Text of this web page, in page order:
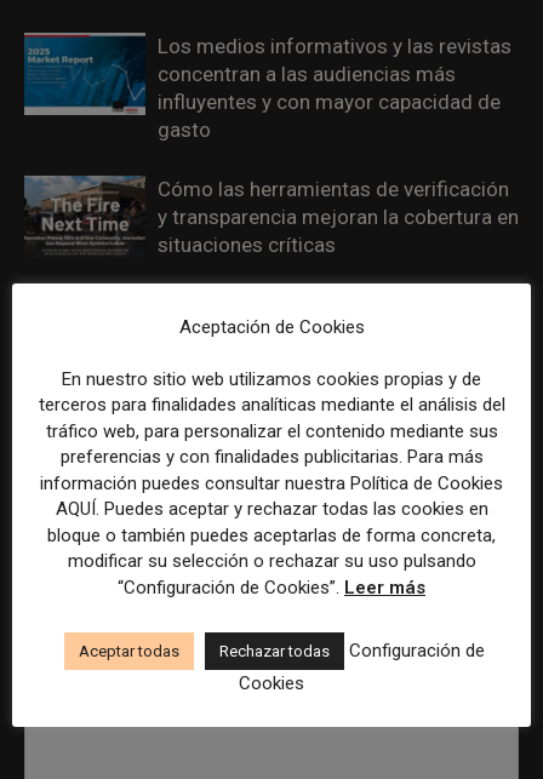
Los medios informativos y las revistas
concentran a las audiencias más
influyentes y con mayor capacidad de
gasto
Cómo las herramientas de verificación
y transparencia mejoran la cobertura en
situaciones críticas
datos de 2025 confirman su papel
inteligencia artificial y desinformación
Las televisiones locales se juegan su
supervivencia si no priorizan el vídeo
digital para jóvenes
DEJA UNA RESPUESTA
Aceptación de Cookies
En nuestro sitio web utilizamos cookies propias y de
terceros para finalidades analíticas mediante el análisis del
tráfico web, para personalizar el contenido mediante sus
preferencias y con finalidades publicitarias. Para más
información puedes consultar nuestra Política de Cookies
AQUÍ. Puedes aceptar y rechazar todas las cookies en
bloque o también puedes aceptarlas de forma concreta,
modificar su selección o rechazar su uso pulsando
“Configuración de Cookies”. Leer más
Aceptar todas Rechazar todas
Configuración de
Cookies